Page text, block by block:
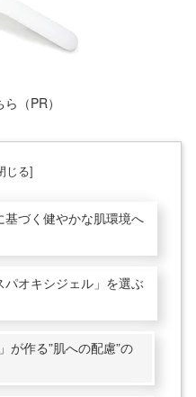
（PR）
づく健やかな肌環境へ
パオキシジェル」を選ぶ
が作る”肌への配慮”の